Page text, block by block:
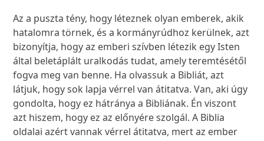
Az a puszta tény, hogy léteznek olyan emberek, akik
hatalomra törnek, és a kormányrúdhoz kerülnek, azt
bizonyítja, hogy az emberi szívben létezik egy Isten
által beletáplált uralkodás tudat, amely teremtésétől
fogva meg van benne. Ha olvassuk a Bibliát, azt
látjuk, hogy sok lapja vérrel van átitatva. Van, aki úgy
gondolta, hogy ez hátránya a Bibliának. Én viszont
azt hiszem, hogy ez az előnyére szolgál. A Biblia
oldalai azért vannak vérrel átitatva, mert az ember